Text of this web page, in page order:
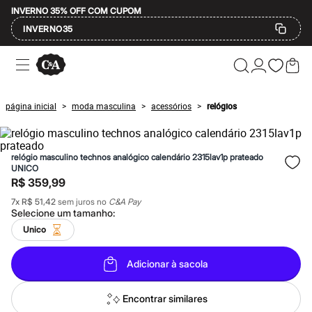
INVERNO 35% OFF COM CUPOM
INVERNO35
Ofertas
Compre por Departamento
Masculino
Infantil
Calçados
Mindse7
Plus Size
Até 20% off
Até 40% off
Até 60% off
A partir de 60% off
Feminino
Em alta
Inverno
Alfaiataria
Novidades
Roupas
Blusas e Camisetas
Básicos
página inicial > moda masculina > acessórios > relógios
relógio masculino technos analógico calendário 2315lav1p prateado
UNICO
R$ 359,99
7x R$ 51,42 sem juros no C&A Pay
Selecione umtamanho:
Unico
Adicionar à sacola
Encontrar similares